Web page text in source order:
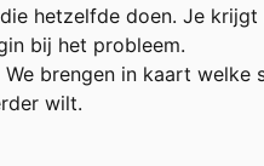
hetzelfde doen. Je
bij het probleem.
brengen in kaart
wilt.